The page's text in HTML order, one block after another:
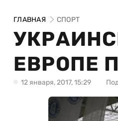
ГЛАВНАЯ СПОРТ
ЕВРОПЕ
12 января, 2017, 15:29